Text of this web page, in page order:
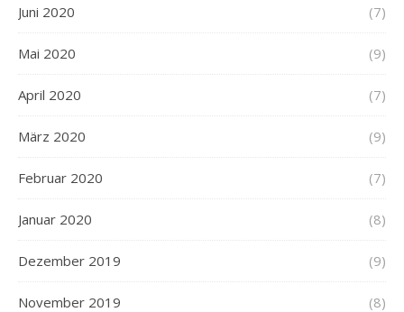
Juni 2020 (7)
Mai 2020 (9)
April 2020 (7)
März 2020 (9)
Februar 2020 (7)
Januar 2020 (8)
Dezember 2019 (9)
November 2019 (8)